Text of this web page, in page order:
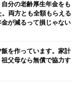
分の老齢厚生年金をも
両方とも全額もらえる
が減るって損じゃない
を作っています。家計
父母なら無償で協力す